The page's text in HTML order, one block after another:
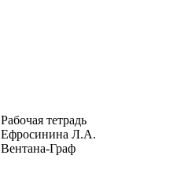
Рабочая тетрадь
Ефросинина Л.А.
Вентана-Граф